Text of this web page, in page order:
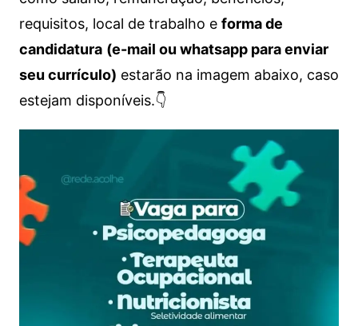
requisitos, local de trabalho e forma de
candidatura (e-mail ou whatsapp para enviar
seu currículo) estarão na imagem abaixo, caso
estejam disponíveis.👇